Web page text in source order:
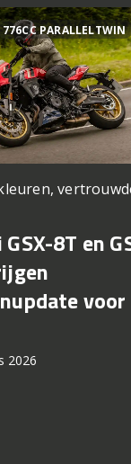
776CC PARALLELTWIN
8T en
voor
2026